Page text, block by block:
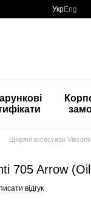
УкрEng
Шкіряні аксесуари Visconti
705 Arrow
відгук